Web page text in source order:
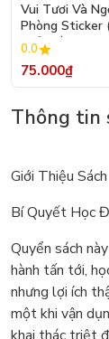
Vui Tươi Và
Phòng Sticker
Chủ Đề) - Hơn
0.0
75.000₫
Thông tin
Giới Thiệu Sách
Bí Quyết Học
Quyển sách
hành tấn tới,
nhưng lợi ích
một khi vận